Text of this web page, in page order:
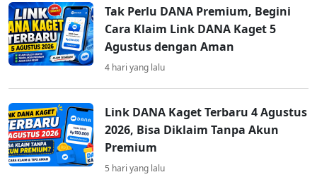
Tak Perlu DANA Premium, Begini
Cara Klaim Link DANA Kaget 5
Agustus dengan Aman
4 hari yang lalu
Link DANA Kaget Terbaru 4 Agustus
2026, Bisa Diklaim Tanpa Akun
Premium
5 hari yang lalu